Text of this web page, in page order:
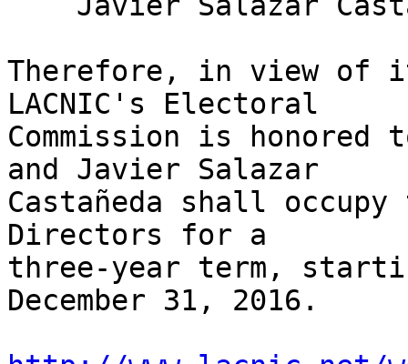
Therefore, in view of
LACNIC's Electoral
Commission is honored
and Javier Salazar
Castañeda shall
Directors for a
three-year term,
December 31, 2016.